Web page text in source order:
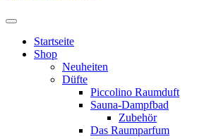
Startseite
Shop
Neuheiten
Düfte
Piccolino Raumduft
Sauna-Dampfbad
Zubehör
Das Raumparfum